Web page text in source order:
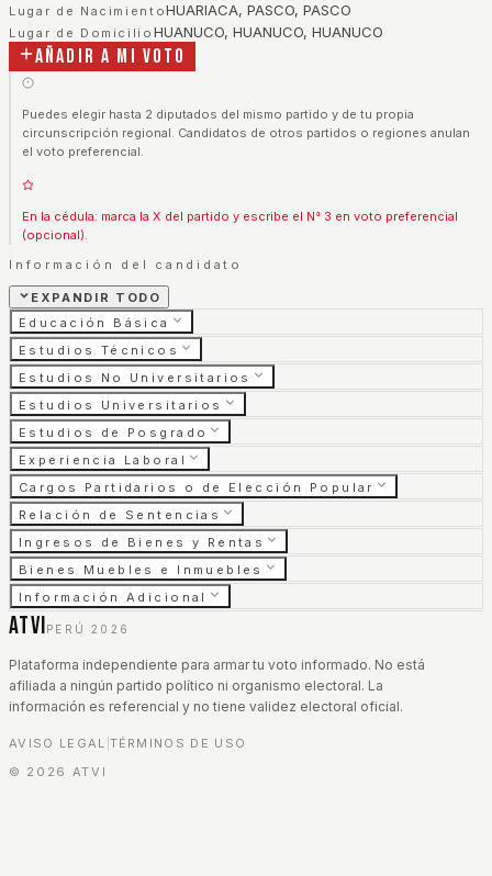
Lugar de NacimientoHUARIACA, PASCO, PASCO
Lugar de Domicilio HUANUCO, HUANUCO, HUANUCO
Añadir a mi voto
Puedes elegir hasta 2 diputados del mismo partido y de tu propia
circunscripción regional. Candidatos de otros partidos o regiones anulan
el voto preferencial.
En la cédula: marca la X del partido y escribe el N° 3 en voto preferencial
(opcional).
Información del candidato
EXPANDIR TODO
Educación Básica
Estudios Técnicos
Estudios No Universitarios
Estudios Universitarios
Estudios de Posgrado
Experiencia Laboral
Cargos Partidarios o de Elección Popular
Relación de Sentencias
Ingresos de Bienes y Rentas
Bienes Muebles e Inmuebles
Información Adicional
ATVI PERÚ 2026
Plataforma independiente para armar tu voto informado. No está
afiliada a ningún partido político ni organismo electoral. La
información es referencial y no tiene validez electoral oficial.
AVISO LEGAL TÉRMINOS DE USO
© 2026 ATVI